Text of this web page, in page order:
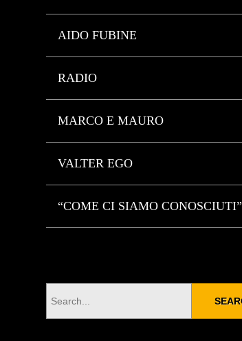
AIDO FUBINE
RADIO
MARCO E MAURO
VALTER EGO
“COME CI SIAMO CONOSCIUTI”